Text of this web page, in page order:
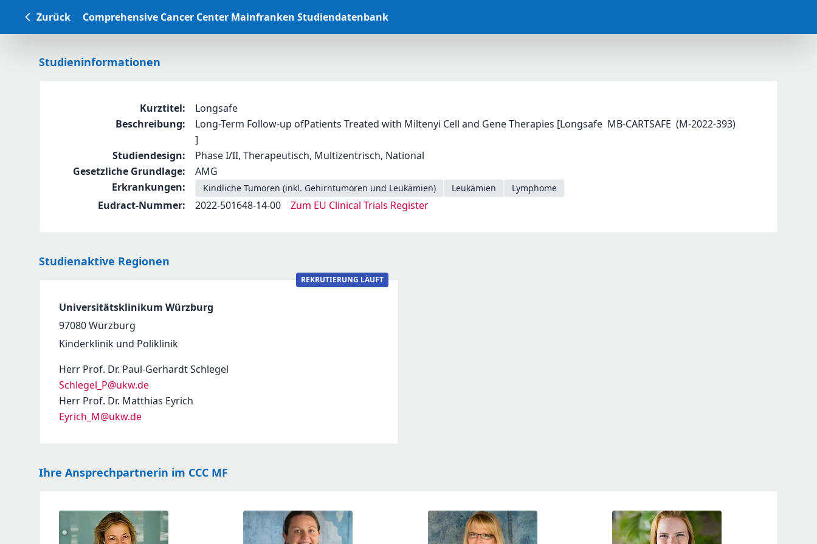
Zurück Comprehensive Cancer Center Mainfranken Studiendatenbank
Studieninformationen
Kurztitel:
Longsafe
Beschreibung:
Long-Term Follow-up ofPatients Treated with Miltenyi Cell and Gene Therapies [Longsafe  MB-CARTSAFE  (M-2022-393)
]
Studiendesign:
Phase I/II, Therapeutisch, Multizentrisch, National
Gesetzliche Grundlage:
AMG
Erkrankungen: Kindliche Tumoren (inkl. Gehirntumoren und Leukämien) Leukämien Lymphome
Eudract-Nummer: 2022-501648-14-00 Zum EU Clinical Trials Register
Studienaktive Regionen
REKRUTIERUNG LÄUFT
Universitätsklinikum Würzburg
97080Würzburg
Kinderklinik und Poliklinik
Herr Prof. Dr. Paul-Gerhardt Schlegel
Schlegel_P@ukw.de
Herr Prof. Dr. Matthias Eyrich
Eyrich_M@ukw.de
Ihre Ansprechpartnerin im CCC MF